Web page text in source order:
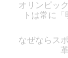
オリンピッ
トは常に
なぜならス